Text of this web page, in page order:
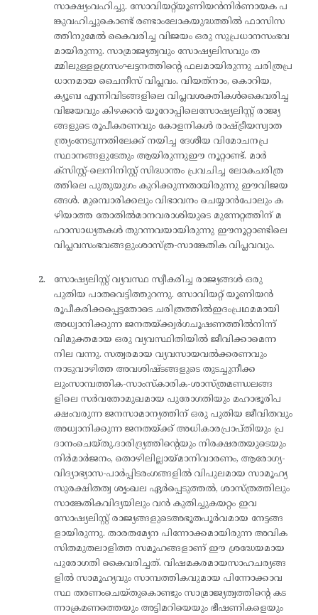
സാക്ഷ്യംവഹിച്ചു. സോവിയറ്റ്‌യൂണിയൻനിർണായക പ
ങ്കുവഹിച്ചുകൊണ്ട് രണ്ടാംലോകയുദ്ധത്തിൽ ഫാസിസ
ത്തിനുമേൽ കൈവരിച്ച വിജയം ഒരു സുപ്രധാനസംഭവ
മായിരുന്നു. സാമ്രാജ്യത്വവും സോഷ്യലിസവും ത
മ്മിലുള്ളഉഗ്രസംഘട്ടനത്തിന്റെ ഫലമായിരുന്നു ചരിത്രപ്ര
ധാനമായ ചൈനീസ് വിപ്ലവം. വിയത്‌നാം, കൊറിയ,
ക്യൂബ എന്നിവിടങ്ങളിലെ വിപ്ലവശക്തികൾകൈവരിച്ച
വിജയവും കിഴക്കൻ യൂറോപ്പിലെസോഷ്യലിസ്റ്റ് രാജ്യ
ങ്ങളുടെ രൂപീകരണവും കോളനികൾ രാഷ്ട്രീയസ്വാത
ന്ത്ര്യംനേടുന്നതിലേക്ക് നയിച്ച ദേശീയ വിമോചനപ്ര
സ്ഥാനങ്ങളുടേതും ആയിരുന്നുഈ നൂറ്റാണ്ട്. മാർ
ക്‌സിസ്റ്റ്-ലെനിനിസ്റ്റ് സിദ്ധാന്തം പ്രവചിച്ച ലോകചരിത്ര
ത്തിലെ പുതുയുഗം കുറിക്കുന്നതായിരുന്നു ഈവിജയ
ങ്ങൾ. മുമ്പൊരിക്കലും വിഭാവനം ചെയ്യാൻപോലും ക
ഴിയാത്ത തോതിൽമാനവരാശിയുടെ മുന്നേറ്റത്തിന് മ
ഹാസാധ്യതകൾ തുറന്നവയായിരുന്നു ഈനൂറ്റാണ്ടിലെ
വിപ്ലവസംഭവങ്ങളുംശാസ്ത്ര-സാങ്കേതിക വിപ്ലവവും.
സോഷ്യലിസ്റ്റ് വ്യവസ്ഥ സ്വീകരിച്ച രാജ്യങ്ങൾ ഒരു
പുതിയ പാതവെട്ടിത്തുറന്നു. സോവിയറ്റ് യൂണിയൻ
രൂപീകരിക്കപ്പെട്ടതോടെ ചരിത്രത്തിൽഇദംപ്രഥമമായി
അധ്വാനിക്കുന്ന ജനതയ്ക്ക്വർഗചൂഷണത്തിൽനിന്ന്
വിമുക്തമായ ഒരു വ്യവസ്ഥിതിയിൽ ജീവിക്കാമെന്ന
നില വന്നു. സത്വരമായ വ്യവസായവൽക്കരണവും
നാടുവാഴിത്ത അവശിഷ്ടങ്ങളുടെ തുടച്ചുനീക്ക
ലുംസാമ്പത്തിക-സാംസ്‌കാരിക-ശാസ്ത്രമണ്ഡലങ്ങ
ളിലെ സർവതോമുഖമായ പുരോഗതിയും മഹാഭൂരിപ
ക്ഷംവരുന്ന ജനസാമാന്യത്തിന് ഒരു പുതിയ ജീവിതവും
അധ്വാനിക്കുന്ന ജനതയ്ക്ക് അധികാരപ്രാപ്തിയും പ്ര
ദാനംചെയ്തു.ദാരിദ്ര്യത്തിന്റെയും നിരക്ഷരതയുടെയും
നിർമാർജനം, തൊഴിലില്ലായ്മാനിവാരണം, ആരോഗ്യ-
വിദ്യാഭ്യാസ-പാർപ്പിടരംഗങ്ങളിൽ വിപുലമായ സാമൂഹ്യ
സുരക്ഷിതത്വ ശൃംഖല ഏർപ്പെടുത്തൽ, ശാസ്ത്രത്തിലും
സാങ്കേതികവിദ്യയിലും വൻ കുതിച്ചുകയറ്റം ഇവ
സോഷ്യലിസ്റ്റ് രാജ്യങ്ങളുടെഅഭൂതപൂർവമായ നേട്ടങ്ങ
ളായിരുന്നു. താരതമ്യേന പിന്നോക്കമായിരുന്ന അവിക
സിതമുതലാളിത്ത സമൂഹങ്ങളാണ് ഈ ശ്രദ്ധേയമായ
പുരോഗതി കൈവരിച്ചത്. വിഷമകരമായസാഹചര്യങ്ങ
ളിൽ സാമൂഹ്യവും സാമ്പത്തികവുമായ പിന്നോക്കാവ
സ്ഥ തരണംചെയ്തുകൊണ്ടും സാമ്രാജ്യത്വത്തിന്റെ കട
ന്നാക്രമണത്തെയും അട്ടിമറിയെയും ഭീഷണികളെയും